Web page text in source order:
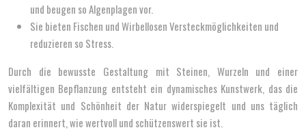
und beugen so Algenplagen vor.
Sie bieten Fischen und Wirbellosen Versteckmöglichkeiten und
reduzieren so Stress.
Durch die bewusste Gestaltung mit Steinen, Wurzeln und einer
vielfältigen Bepflanzung entsteht ein dynamisches Kunstwerk, das die
Komplexität und Schönheit der Natur widerspiegelt und uns täglich
daran erinnert, wie wertvoll und schützenswert sie ist.